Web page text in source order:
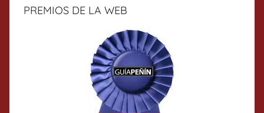
PREMIOS DE LA WEB